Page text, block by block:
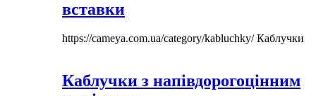
вставки
https://cameya.com.ua/category/kabluchky/Каблучки
Каблучки з напівдорогоцінним